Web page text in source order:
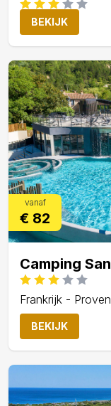
BEKIJK
vanaf
€ 82
Camping
Frankrijk -
BEKIJK